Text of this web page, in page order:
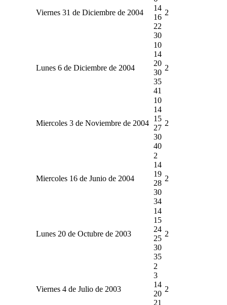
Viernes 31 de Diciembre de 2004
14
16
22
30
2
Lunes 6 de Diciembre de 2004
10
14
20
30
35
41
2
Miercoles 3 de Noviembre de 2004
10
14
15
27
30
40
2
Miercoles 16 de Junio de 2004
2
14
19
28
30
34
2
Lunes 20 de Octubre de 2003
14
15
24
25
30
35
2
Viernes 4 de Julio de 2003
2
3
14
20
21
2